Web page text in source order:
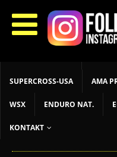
START LIVETIMING
MX WOMEN MXGP
SUPERCROSS-USA AMA
WSX ENDURO NAT.
KONTAKT